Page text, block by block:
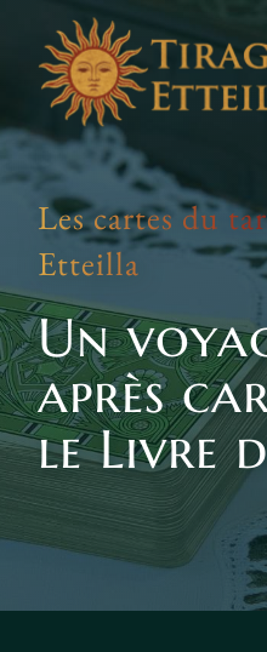
content
Tirages
Etteilla
Signes
Actus
Contact
TIRER LES CARTES
Facebook
Les cartes du
Etteilla
Un
après
le Livre